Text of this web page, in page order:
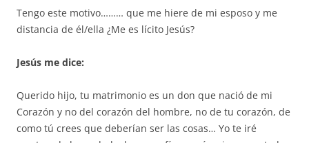
Tengo este motivo……… que me hiere de mi esposo y me
distancia de él/ella ¿Me es lícito Jesús?
Jesús me dice:
Querido hijo, tu matrimonio es un don que nació de mi
Corazón y no del corazón del hombre, no de tu corazón, de
como tú crees que deberían ser las cosas… Yo te iré